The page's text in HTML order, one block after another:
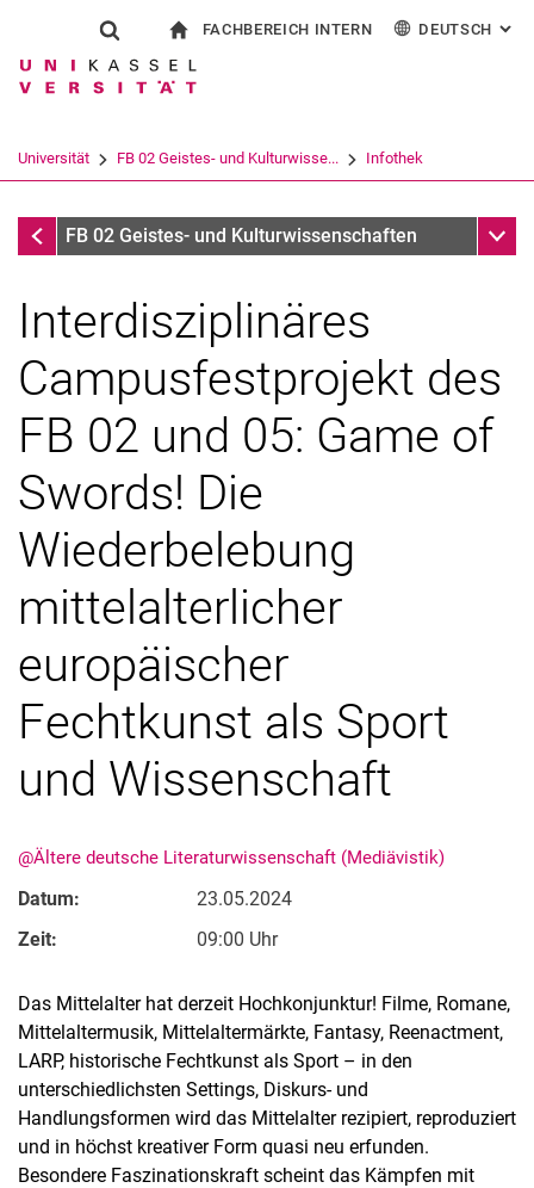
Springe direkt zu: Inhalt
Springe direkt zu: Suche
Springe direkt zu:
Suchformular
Suchbegriff
Suchen (öffnet externen Link in einem
FACHBEREICH INTERN DEUTSCH :
Universität FB 02 Geistes- und Kulturwisse... Infothek
InfothekFB 02 Geistes- und Kulturwissenschaften
Interdisziplinäres
Campusfestprojekt des
FB 02 und 05: Game of
Swords! Die
Wiederbelebung
mittelalterlicher
europäischer
Fechtkunst als Sport
und Wissenschaft
@Ältere deutsche Literaturwissenschaft (Mediävistik)
Datum:
23.05.2024
Zeit:
09:00 Uhr
Das Mittelalter hat derzeit Hochkonjunktur! Filme, Romane,
Mittelaltermusik, Mittelaltermärkte, Fantasy, Reenactment,
LARP, historische Fechtkunst als Sport – in den
unterschiedlichsten Settings, Diskurs- und
Handlungsformen wird das Mittelalter rezipiert, reproduziert
und in höchst kreativer Form quasi neu erfunden.
Besondere Faszinationskraft scheint das Kämpfen mit